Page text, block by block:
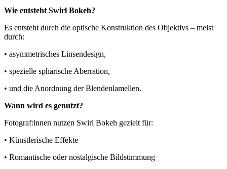
Wie entsteht Swirl Bokeh?
Es entsteht durch die optische Konstruktion des Objektivs – meist
durch:
• asymmetrisches Linsendesign,
• spezielle sphärische Aberration,
• und die Anordnung der Blendenlamellen.
Wann wird es genutzt?
Fotograf:innen nutzen Swirl Bokeh gezielt für:
• Künstlerische Effekte
• Romantische oder nostalgische Bildstimmung